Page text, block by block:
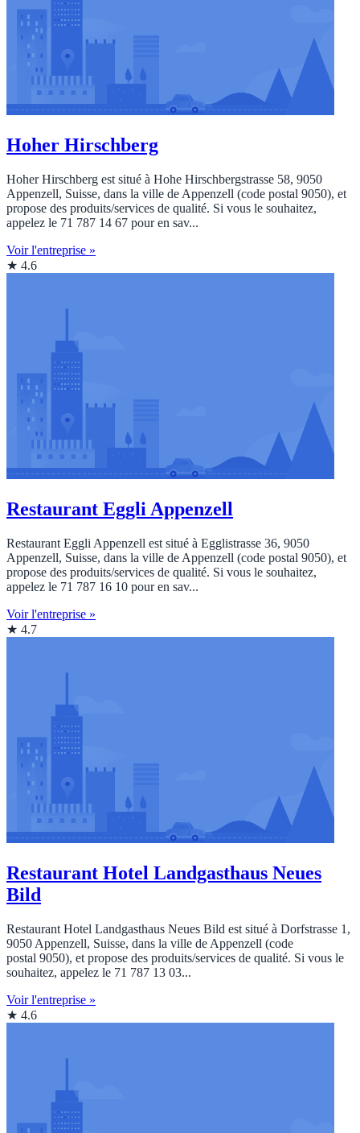
Hoher Hirschberg
Hoher Hirschberg est situé à Hohe Hirschbergstrasse 58, 9050
Appenzell, Suisse, dans la ville de Appenzell (code postal 9050), et
propose des produits/services de qualité. Si vous le souhaitez,
appelez le 71 787 14 67 pour en sav...
Voir l'entreprise »
★ 4.6
Restaurant Eggli Appenzell
Restaurant Eggli Appenzell est situé à Egglistrasse 36, 9050
Appenzell, Suisse, dans la ville de Appenzell (code postal 9050), et
propose des produits/services de qualité. Si vous le souhaitez,
appelez le 71 787 16 10 pour en sav...
Voir l'entreprise »
★ 4.7
Restaurant Hotel Landgasthaus Neues
Bild
Restaurant Hotel Landgasthaus Neues Bild est situé à Dorfstrasse 1,
9050 Appenzell, Suisse, dans la ville de Appenzell (code
postal 9050), et propose des produits/services de qualité. Si vous le
souhaitez, appelez le 71 787 13 03...
Voir l'entreprise »
★ 4.6